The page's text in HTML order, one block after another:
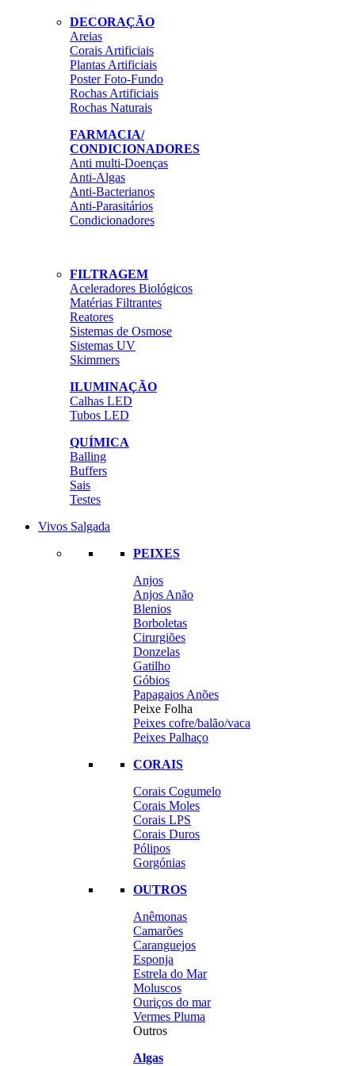
DECORAÇÃO
Areias
Corais Artificiais
Plantas Artificiais
Poster Foto-Fundo
Rochas Artificiais
Rochas Naturais
FARMACIA/
CONDICIONADORES
Anti multi-Doenças
Anti-Algas
Anti-Bacterianos
Anti-Parasitários
Condicionadores
FILTRAGEM
Aceleradores Biológicos
Matérias Filtrantes
Reatores
Sistemas de Osmose
Sistemas UV
Skimmers
ILUMINAÇÃO
Calhas LED
Tubos LED
QUÍMICA
Balling
Buffers
Sais
Testes
Vivos Salgada
PEIXES
Anjos
Anjos Anão
Blenios
Borboletas
Cirurgiões
Donzelas
Gatilho
Góbios
Papagaios Anões
Peixe Folha
Peixes cofre/balão/vaca
Peixes Palhaço
CORAIS
Corais Cogumelo
Corais Moles
Corais LPS
Corais Duros
Pólipos
Gorgónias
OUTROS
Anêmonas
Camarões
Caranguejos
Esponja
Estrela do Mar
Moluscos
Ouriços do mar
Vermes Pluma
Outros
Algas